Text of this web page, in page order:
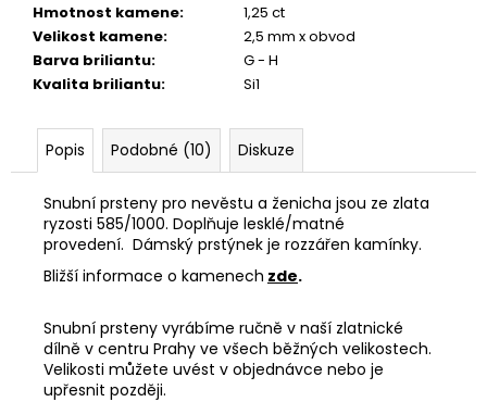
Hmotnost kamene:
1,25 ct
Velikost kamene:
2,5 mm x obvod
Barva briliantu:
G - H
Kvalita briliantu: Si1
Popis Podobné (10) Diskuze
Snubní prsteny pro nevěstu a ženicha jsou ze zlata
ryzosti 585/1000. Doplňuje lesklé/matné
provedení. Dámský prstýnek je rozzářen kamínky.
Bližší informace o kamenech zde.
Snubní prsteny vyrábíme ručně v naší zlatnické
dílně v centru Prahy ve všech běžných velikostech.
Velikosti můžete uvést v objednávce nebo je
upřesnit později.